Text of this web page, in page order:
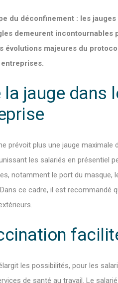
du déconfinement : les
demeurent incontournables
évolutions majeures du
la jauge dans
prévoit plus une jauge maximale
les salariés en présentiel
notamment le port du masque,
ce cadre, il est recommandé
les possibilités, pour les
de santé au travail. Le